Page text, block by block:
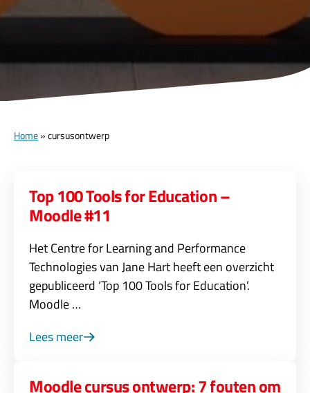
Home»cursusontwerp
Top 100 Tools for Education –
Moodle #11
Het Centre for Learning and Performance
Technologies van Jane Hart heeft een overzicht
gepubliceerd ‘Top 100 Tools for Education’.
Moodle …
Lees meer
Moodle cursus ontwerp: 7 fouten om